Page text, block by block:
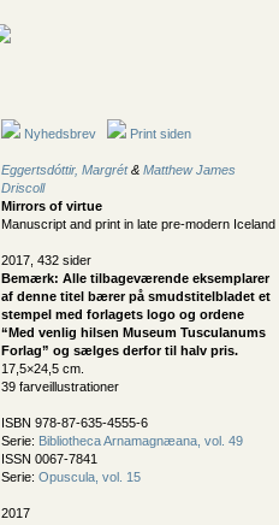
Nyhedsbrev Print siden
Eggertsdóttir, Margrét& Matthew James
Driscoll
Mirrors of virtue
Manuscript and print in late pre-modern Iceland
2017, 432 sider
Bemærk: Alle tilbageværende eksemplarer
af denne titel bærer på smudstitelbladet et
stempel med forlagets logo og ordene
“Med venlig hilsen Museum Tusculanums
Forlag” og sælges derfor til halv pris.
17,5×24,5 cm.
39 farveillustrationer
ISBN 978-87-635-4555-6
Serie: Bibliotheca Arnamagnæana, vol. 49
ISSN 0067-7841
Serie: Opuscula, vol. 15
2017